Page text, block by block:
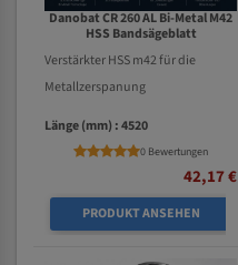
Danobat CR 260 AL Bi-Metal M42
HSS Bandsägeblatt
Verstärkter HSS m42 für die
Metallzerspanung
Länge (mm) : 4520
0 Bewertungen
42,17 €
PRODUKT ANSEHEN